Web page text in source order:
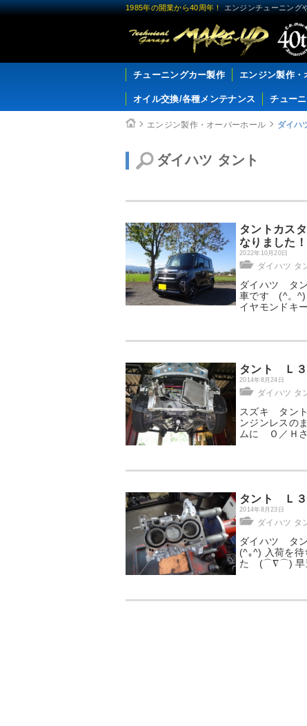
1985年の開業から40周年！エンジンチューニング
チューニングカー製作 エンジン製作・
オイル交換/各種メンテナンス チュー
エンジン製作・オーバーホール ダイハ
ダイハツ タント
タントカ
なりました！
2022年10月20日
ダイハツ タ
ダイハツ タ
車です (^。
イヤモンドキ
タント Ｌ
2014年8月24日
ダイハツ タ
スズキ タン
ンジンレスの
ムに Ｏ／Ｈ
タント Ｌ
2014年8月23日
ダイハツ タ
ダイハツ タ
(^｡^) 入荷を
た (⌒∇⌒) 早